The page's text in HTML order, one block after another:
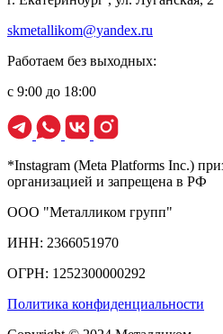
skmetallikom@yandex.ru
Работаем без выходных:
с 9:00 до 18:00
*Instagram (Meta Platforms Inc.)
организацией и запрещена в РФ
ООО "Металликом групп"
ИНН: 2366051970
ОГРН: 1252300000292
Политика конфиденциальности